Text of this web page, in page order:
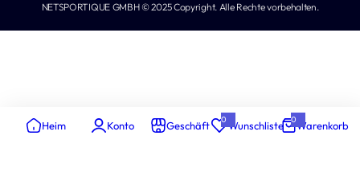
NETSPORTIQUE GMBH © 2025 Copyright. Alle Rechte vorbehalten.
Heim Konto Geschäft 0 Wunschliste 0Warenkorb